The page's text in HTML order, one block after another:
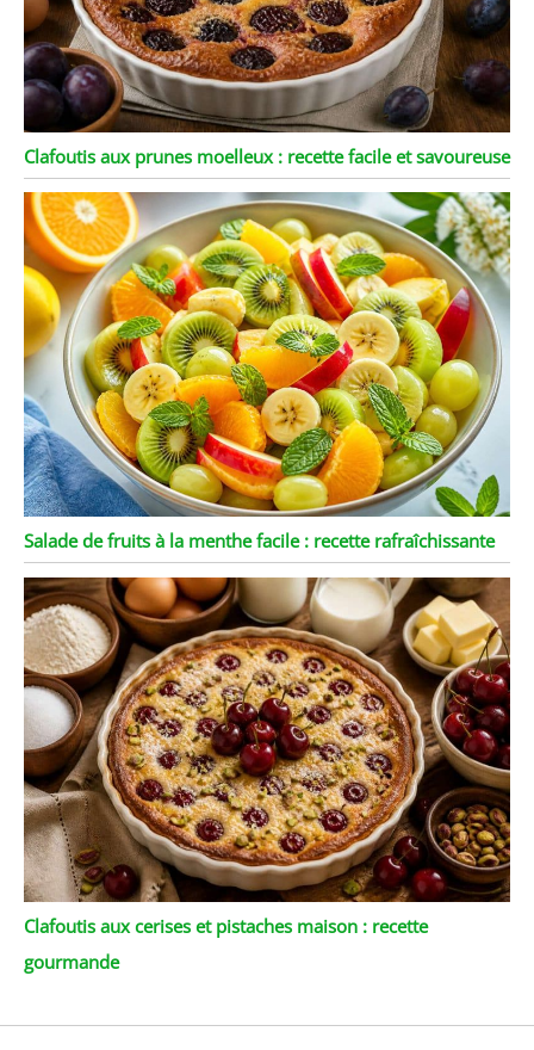
Clafoutis aux prunes moelleux : recette facile et savoureuse
Salade de fruits à la menthe facile : recette rafraîchissante
Clafoutis aux cerises et pistaches maison : recette
gourmande